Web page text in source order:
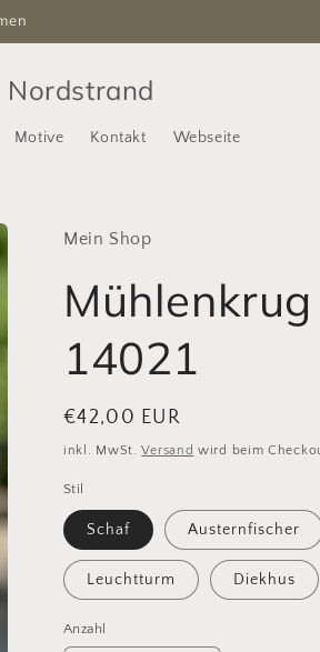
Nordstrand
Motive Kontakt Webseite
Mein Shop
14021
Normaler
Preis
€42,00 EUR
inkl. MwSt.Versand wird beim
Stil
Schaf Austernfischer
Leuchtturm Diekhus
Anzahl